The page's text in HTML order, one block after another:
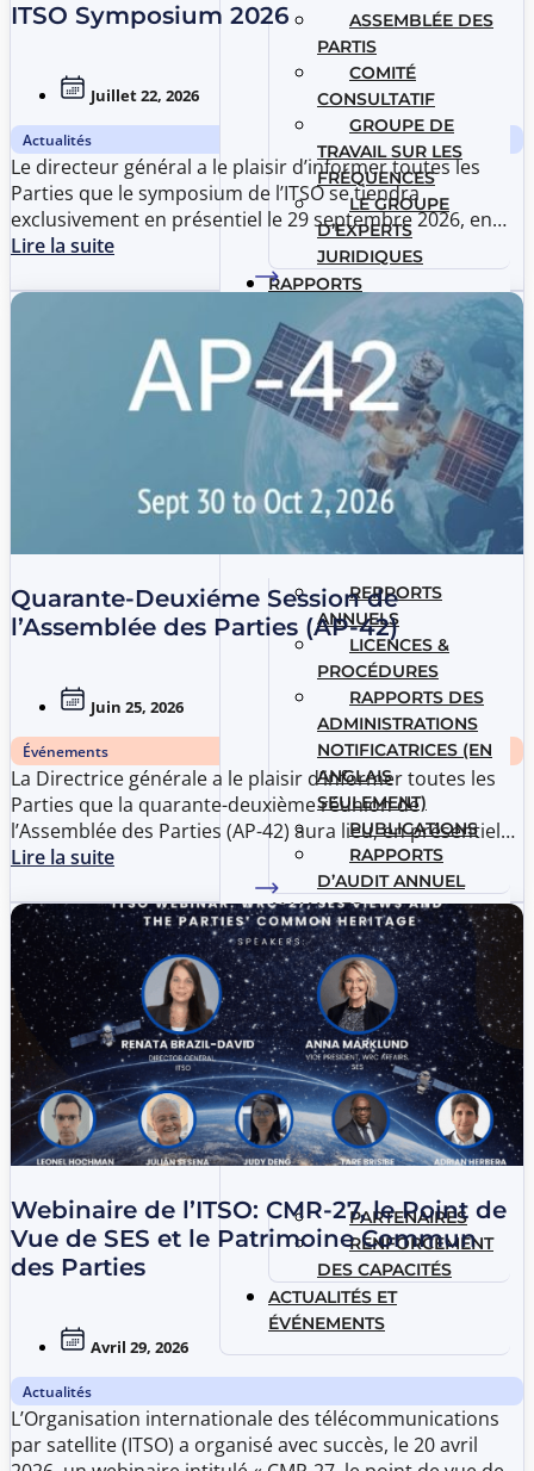
ASSEMBLÉE DES
PARTIS
COMITÉ
CONSULTATIF
GROUPE DE
TRAVAIL SUR LES
FRÉQUENCES
LE GROUPE
D’EXPERTS
JURIDIQUES
RAPPORTS
REPPORTS
ANNUELS
LICENCES &
PROCÉDURES
RAPPORTS DES
ADMINISTRATIONS
NOTIFICATRICES (EN
ANGLAIS
SEULEMENT)
PUBLICATIONS
RAPPORTS
D’AUDIT ANNUEL
ALLIANCES
PARTENAIRES
RENFORCEMENT
DES CAPACITÉS
ACTUALITÉS ET
ÉVÉNEMENTS
ITSO Symposium 2026
Juillet 22, 2026
Actualités
Le directeur général a le plaisir d’informer toutes les
Parties que le symposium de l’ITSO se tiendra
exclusivement en présentiel le 29 septembre 2026, en
marge de la quarante-deuxième réunion de l’Assemblée
des Parties (AP-42). Intitulé « Les avancées satellitaires
au service de la connectivité – Une perspective de l’ITSO
», le symposium se tiendra de 14 h à 17 h à l’American
University Washington College of Law (AUWCL).
Lire la suite
Quarante-Deuxiéme Session de
l’Assemblée des Parties (AP-42)
Juin 25, 2026
Événements
La Directrice générale a le plaisir d’informer toutes les
Parties que la quarante-deuxième réunion de
l’Assemblée des Parties (AP-42) aura lieu, en présentiel
uniquement, du 30 Septembre au 2 Octobre 2026.
Lire la suite
Webinaire de l’ITSO: CMR-27, le Point de
Vue de SES et le Patrimoine Commun
des Parties
Avril 29, 2026
Actualités
L’Organisation internationale des télécommunications
par satellite (ITSO) a organisé avec succès, le 20 avril